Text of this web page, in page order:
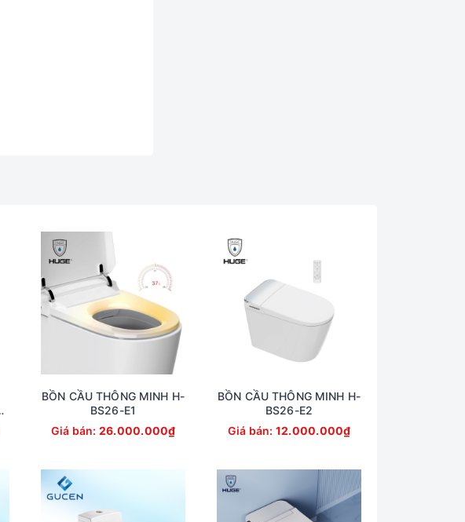
BỒN CẦU THÔNG MINH H-
BS26-E1
Giá bán: 26.000.000₫
BỒN CẦU THÔNG MINH H-
BS26-E2
Giá bán: 12.000.000₫